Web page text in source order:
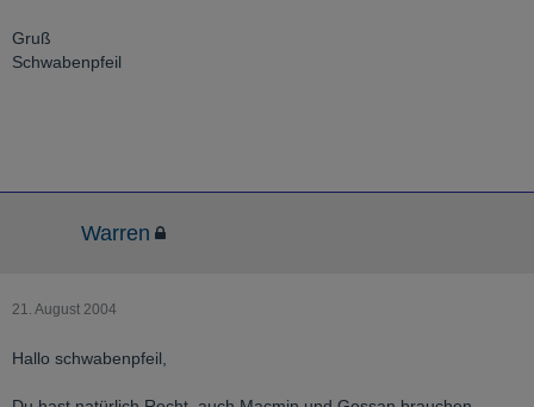
Gruß
Schwabenpfeil
Warren
21. August 2004
Hallo schwabenpfeil,